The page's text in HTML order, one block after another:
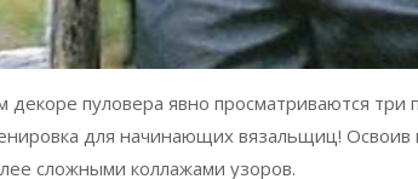
декоре пуловера явно просматриваются
для начинающих вязальщиц!
сложными коллажами узоров.